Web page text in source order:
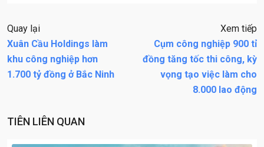
Quay lại
Xuân Cầu Holdings làm
khu công nghiệp hơn
1.700 tỷ đồng ở Bắc Ninh
Xem tiếp
Cụm công nghiệp 900 tỉ
đồng tăng tốc thi công, kỳ
vọng tạo việc làm cho
8.000 lao động
TIÊN LIÊN QUAN